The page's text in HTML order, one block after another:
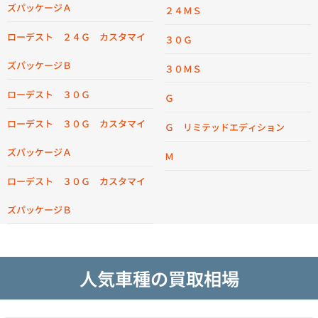
ズパッケージＡ
ローデスト ２４Ｇ カスタマイ
ズパッケージＢ
ローデスト ３０Ｇ
ローデスト ３０Ｇ カスタマイ
ズパッケージＡ
ローデスト ３０Ｇ カスタマイ
ズパッケージＢ
２４ＭＳ
３０Ｇ
３０ＭＳ
Ｇ
Ｇ リミテッドエディション
Ｍ
人気車種の買取相場